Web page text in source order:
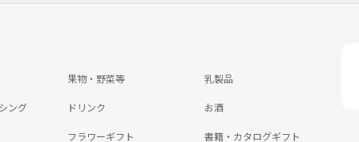
果物・野菜等 乳製品
ング ドリンク お酒
フラワーギフト 書籍・カタログギフト